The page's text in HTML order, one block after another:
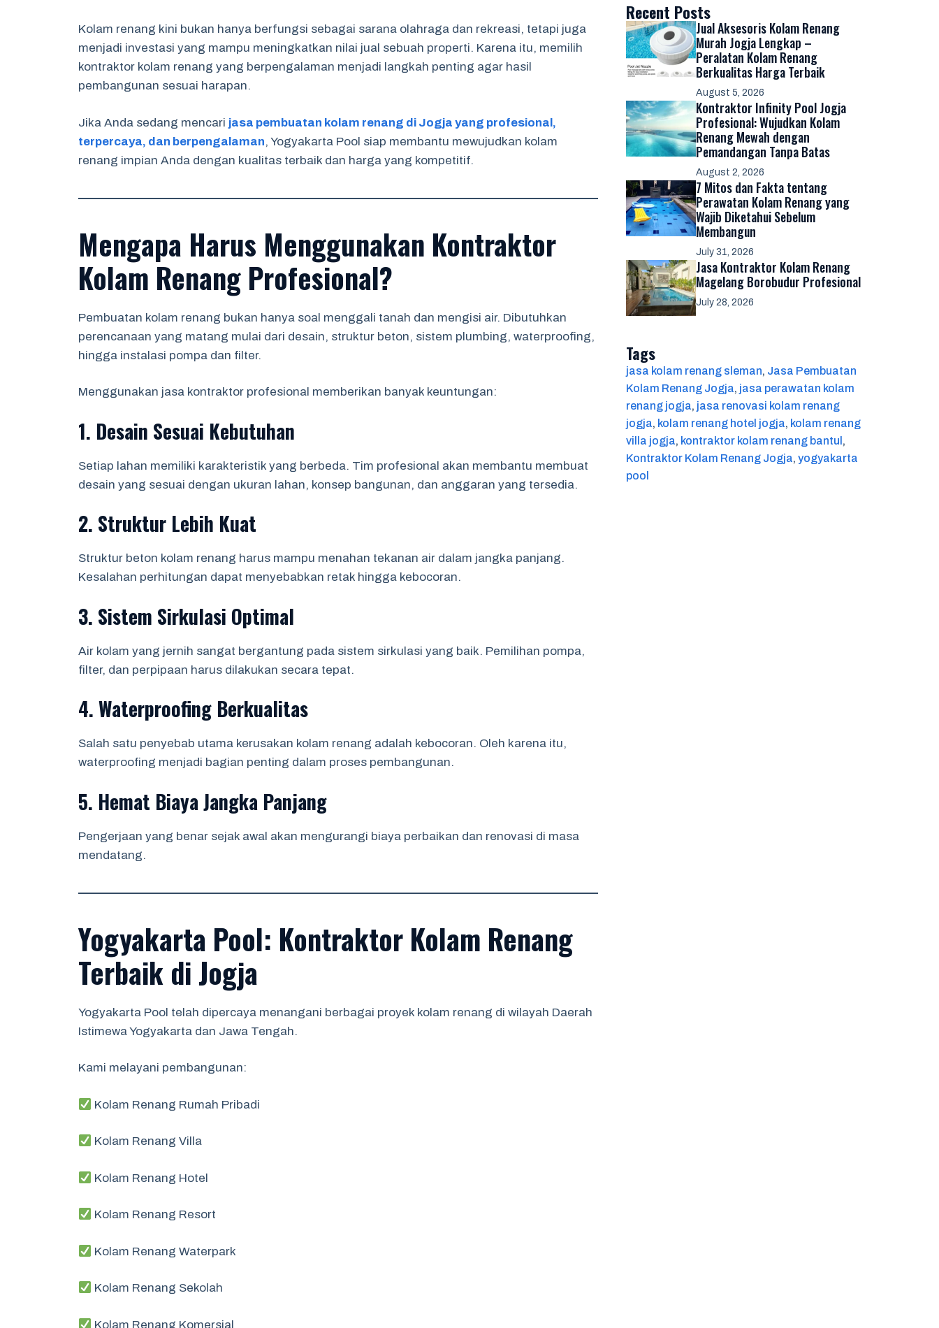
Kolam renang kini bukan hanya berfungsi sebagai sarana olahraga dan rekreasi, tetapi juga
menjadi investasi yang mampu meningkatkan nilai jual sebuah properti. Karena itu, memilih
kontraktor kolam renang yang berpengalaman menjadi langkah penting agar hasil
pembangunan sesuai harapan.
Jika Anda sedang mencari jasa pembuatan kolam renang di Jogja yang profesional,
terpercaya, dan berpengalaman, Yogyakarta Pool siap membantu mewujudkan kolam
renang impian Anda dengan kualitas terbaik dan harga yang kompetitif.
Mengapa Harus Menggunakan Kontraktor
Kolam Renang Profesional?
Pembuatan kolam renang bukan hanya soal menggali tanah dan mengisi air. Dibutuhkan
perencanaan yang matang mulai dari desain, struktur beton, sistem plumbing, waterproofing,
hingga instalasi pompa dan filter.
Menggunakan jasa kontraktor profesional memberikan banyak keuntungan:
1. Desain Sesuai Kebutuhan
Setiap lahan memiliki karakteristik yang berbeda. Tim profesional akan membantu membuat
desain yang sesuai dengan ukuran lahan, konsep bangunan, dan anggaran yang tersedia.
2. Struktur Lebih Kuat
Struktur beton kolam renang harus mampu menahan tekanan air dalam jangka panjang.
Kesalahan perhitungan dapat menyebabkan retak hingga kebocoran.
3. Sistem Sirkulasi Optimal
Air kolam yang jernih sangat bergantung pada sistem sirkulasi yang baik. Pemilihan pompa,
filter, dan perpipaan harus dilakukan secara tepat.
4. Waterproofing Berkualitas
Salah satu penyebab utama kerusakan kolam renang adalah kebocoran. Oleh karena itu,
waterproofing menjadi bagian penting dalam proses pembangunan.
5. Hemat Biaya Jangka Panjang
Pengerjaan yang benar sejak awal akan mengurangi biaya perbaikan dan renovasi di masa
mendatang.
Yogyakarta Pool: Kontraktor Kolam Renang
Terbaik di Jogja
Yogyakarta Pool telah dipercaya menangani berbagai proyek kolam renang di wilayah Daerah
Istimewa Yogyakarta dan Jawa Tengah.
Kami melayani pembangunan:
Kolam Renang Rumah Pribadi
Kolam Renang Villa
Kolam Renang Hotel
Kolam Renang Resort
Kolam Renang Waterpark
Kolam Renang Sekolah
Kolam Renang Komersial
Recent Posts
Jual Aksesoris Kolam Renang
Murah Jogja Lengkap –
Peralatan Kolam Renang
Berkualitas Harga Terbaik
August 5, 2026
Kontraktor Infinity Pool Jogja
Profesional: Wujudkan Kolam
Renang Mewah dengan
Pemandangan Tanpa Batas
August 2, 2026
7 Mitos dan Fakta tentang
Perawatan Kolam Renang yang
Wajib Diketahui Sebelum
Membangun
July 31, 2026
Jasa Kontraktor Kolam Renang
Magelang Borobudur Profesional
July 28, 2026
Tags
jasa kolam renang sleman, Jasa Pembuatan
Kolam Renang Jogja, jasa perawatan kolam
renang jogja, jasa renovasi kolam renang
jogja, kolam renang hotel jogja, kolam renang
villa jogja, kontraktor kolam renang bantul
Kontraktor Kolam Renang Jogja, yogyakarta
pool